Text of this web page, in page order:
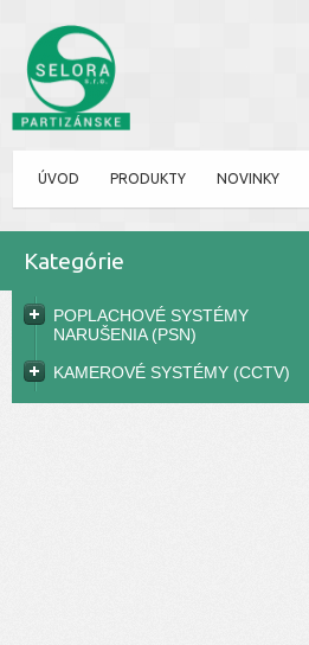
ÚVOD PRODUKTY NOVINKY
Kategórie
POPLACHOVÉ SYSTÉMY
NARUŠENIA (PSN)
KAMEROVÉ SYSTÉMY (CCTV)